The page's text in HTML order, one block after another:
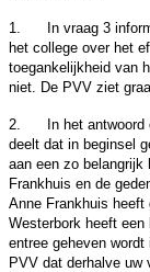
vraag 3
het college over het
toegankelijkheid van
niet. De PVV ziet
het antwoord op
deelt dat in beginsel
aan een zo
Frankhuis en de
Anne Frankhuis heeft
Westerbork heeft
entree geheven
PVV dat derhalve uw